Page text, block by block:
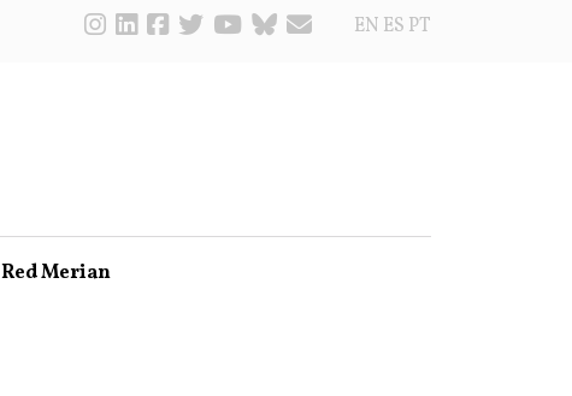
EN ES PT
Red Merian